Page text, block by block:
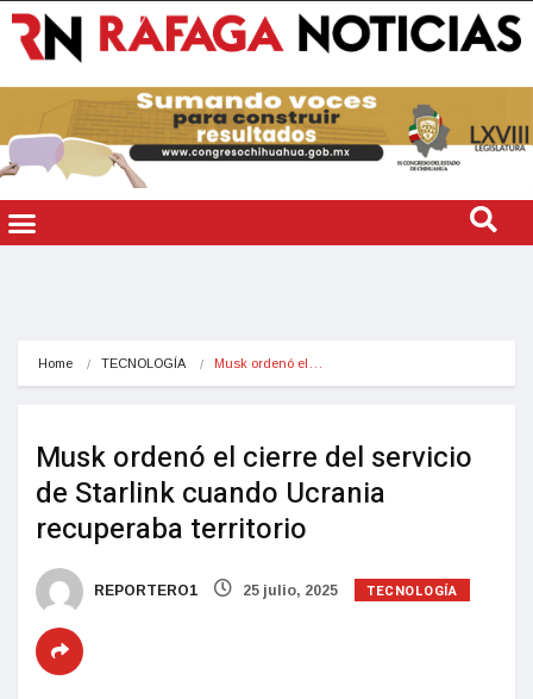
Home TECNOLOGÍA Musk ordenó el…
Musk ordenó el cierre del servicio
de Starlink cuando Ucrania
recuperaba territorio
REPORTERO1 25 julio, 2025 TECNOLOGÍA